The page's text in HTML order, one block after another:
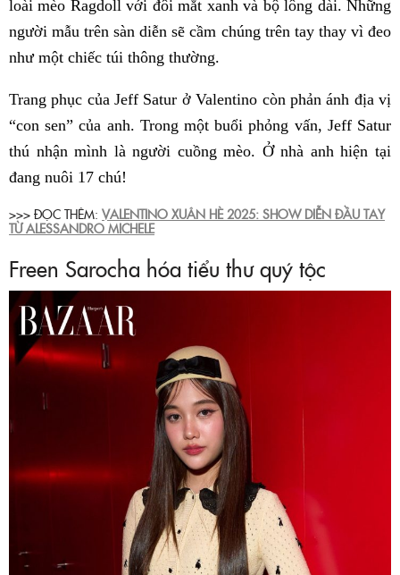
loài mèo Ragdoll với đôi mắt xanh và bộ lông dài. Những
người mẫu trên sàn diễn sẽ cầm chúng trên tay thay vì đeo
như một chiếc túi thông thường.
Trang phục của Jeff Satur ở Valentino còn phản ánh địa vị
“con sen” của anh. Trong một buổi phỏng vấn, Jeff Satur
thú nhận mình là người cuồng mèo. Ở nhà anh hiện tại
đang nuôi 17 chú!
>>> ĐỌC THÊM: VALENTINO XUÂN HÈ 2025: SHOW DIỄN ĐẦU TAY
TỪ ALESSANDRO MICHELE
Freen Sarocha hóa tiểu thư quý tộc